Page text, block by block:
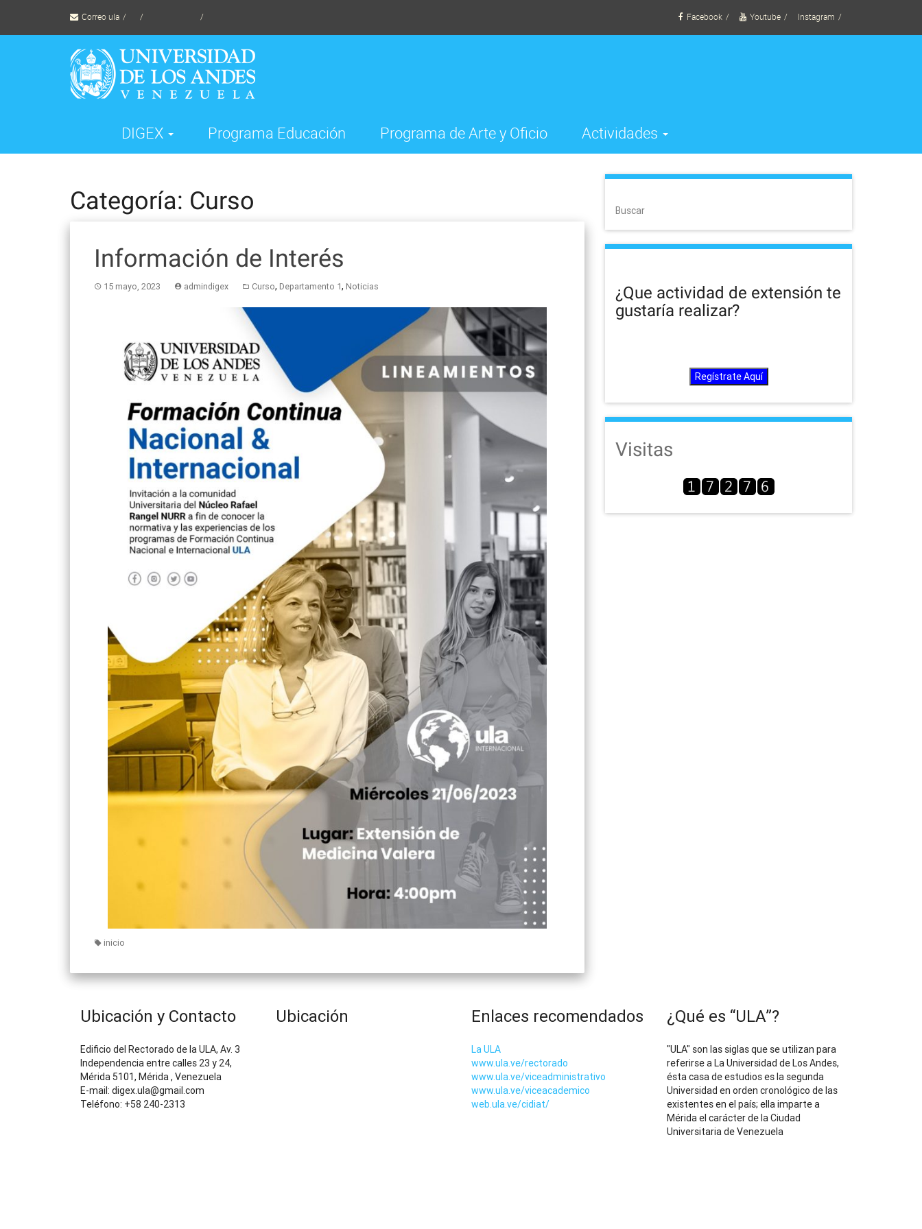
content
Correo ula
Facebook Youtube Instagram
DIGEX Programa Educación Programa de Arte y Oficio Actividades
Categoría: Curso
Información de Interés
15 mayo, 2023 admindigex Curso, Departamento 1, Noticias
inicio
Buscar
¿Que actividad de extensión te
gustaría realizar?
Regístrate Aquí
Visitas
Ubicación y Contacto
Edificio del Rectorado de la ULA, Av. 3
Independencia entre calles 23 y 24,
Mérida 5101, Mérida , Venezuela
E-mail: digex.ula@gmail.com
Teléfono: +58 240-2313
Ubicación Enlaces recomendados
La ULA
www.ula.ve/rectorado
www.ula.ve/viceadministrativo
www.ula.ve/viceacademico
web.ula.ve/cidiat/
¿Qué es “ULA”?
"ULA" son las siglas que se utilizan para
referirse a La Universidad de Los Andes,
ésta casa de estudios es la segunda
Universidad en orden cronológico de las
existentes en el país; ella imparte a
Mérida el carácter de la Ciudad
Universitaria de Venezuela